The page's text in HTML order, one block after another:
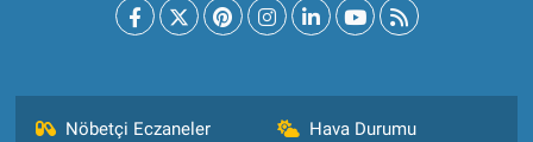
Nöbetçi Eczaneler Hava Durumu